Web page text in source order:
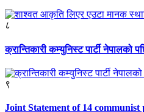
८
क्रान्तिकारी कम्युनिस्ट पार्टी नेपालको
९
Joint Statement of 14 communist